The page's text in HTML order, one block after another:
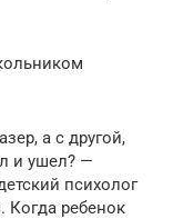
а с другой,
и ушел? —
психолог
Когда ребенок